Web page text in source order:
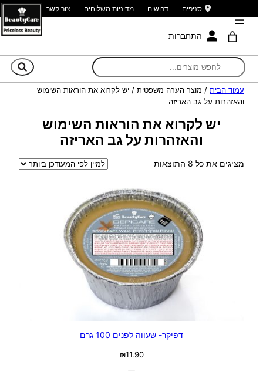
סניפים דרושים מדיניות משלוחים צור קשר
התחברות
עמוד הבית / מוצר הערה משפטית / יש לקרוא את הוראות השימוש
והאזהרות על גב האריזה
יש לקרוא את הוראות השימוש
והאזהרות על גב האריזה
מציגים את כל ⁦8⁩ התוצאות
ממוין
הפריט
העדכני
ביותר
דפיקר- שעווה לפנים 100 גרם
₪11.90